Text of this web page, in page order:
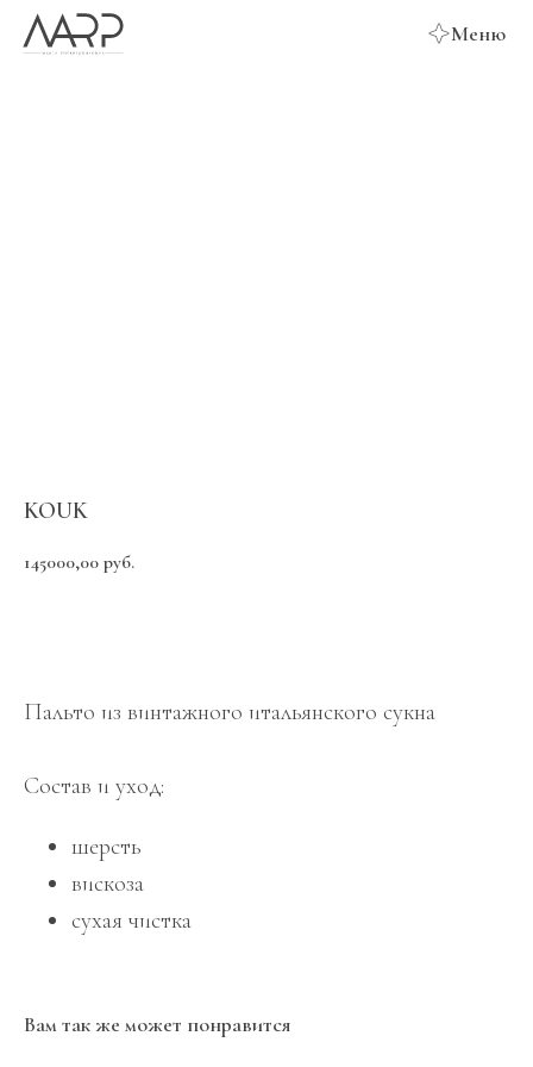
Меню
KOUK
145000,00 руб.
Пальто из винтажного итальянского сукна
Состав и уход:
шерсть
вискоза
сухая чистка
Вам так же может понравится